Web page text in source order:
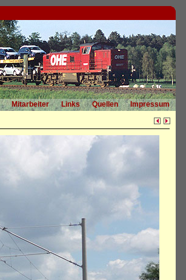
Mitarbeiter Links Quellen
Impressum